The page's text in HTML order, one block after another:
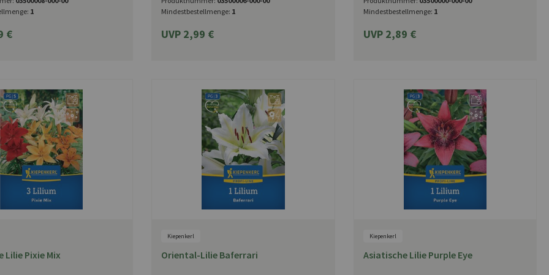
1
€
Mindestbestellmenge: 1
UVP 2,99 €
Mindestbestellmenge: 1
UVP 2,89 €
Lilie Pixie Mix
Kiepenkerl
Oriental-Lilie Baferrari
Kiepenkerl
Asiatische Lilie Purple Eye